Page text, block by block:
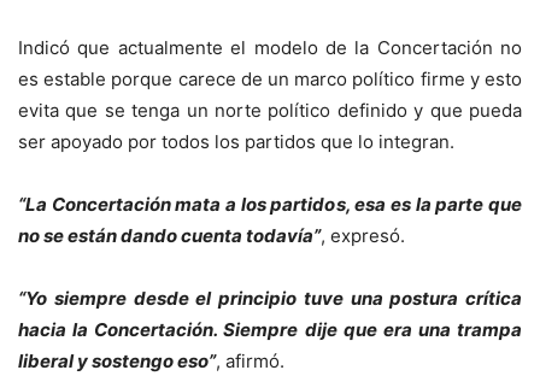
Indicó que actualmente el modelo de la Concertación no
es estable porque carece de un marco político firme y esto
evita que se tenga un norte político definido y que pueda
ser apoyado por todos los partidos que lo integran.
“La Concertación mata a los partidos, esa es la parte que
no se están dando cuenta todavía”, expresó.
“Yo siempre desde el principio tuve una postura crítica
hacia la Concertación. Siempre dije que era una trampa
liberal y sostengo eso”, afirmó.